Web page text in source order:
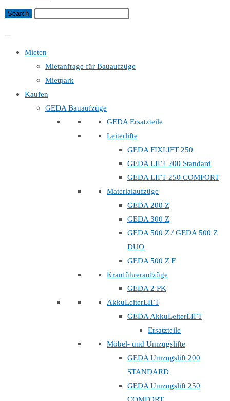
Mieten
Mietanfrage für Bauaufzüge
Mietpark
Kaufen
GEDA Bauaufzüge
GEDA Ersatzteile
Leiterlifte
GEDA FIXLIFT 250
GEDA LIFT 200 Standard
GEDA LIFT 250 COMFORT
Materialaufzüge
GEDA 200 Z
GEDA 300 Z
GEDA 500 Z / GEDA 500 Z
DUO
GEDA 500 Z F
Kranführeraufzüge
GEDA 2 PK
AkkuLeiterLIFT
GEDA AkkuLeiterLIFT
Ersatzteile
Möbel- und Umzugslifte
GEDA Umzugslift 200
STANDARD
GEDA Umzugslift 250